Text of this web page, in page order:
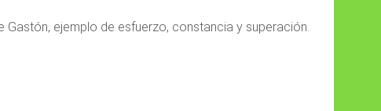
ejemplo de esfuerzo, constancia y superación.